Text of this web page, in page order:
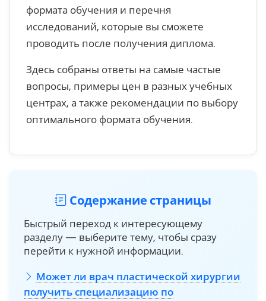
формата обучения и перечня
исследований, которые вы сможете
проводить после получения диплома.
Здесь собраны ответы на самые частые
вопросы, примеры цен в разных учебных
центрах, а также рекомендации по выбору
оптимального формата обучения.
Содержание страницы
Быстрый переход к интересующему
разделу — выберите тему, чтобы сразу
перейти к нужной информации.
Может ли врач пластической хирургии
получить специализацию по